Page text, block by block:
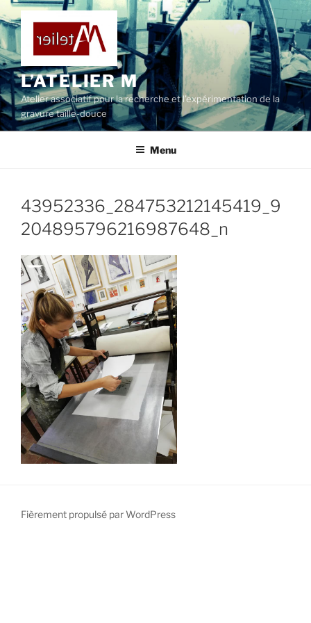
L’ATELIER M
Atelier associatif pour la recherche et l’expérimentation de la
gravure taille-douce
Menu
43952336_284753212145419_9
204895796216987648_n
Fièrement propulsé par WordPress